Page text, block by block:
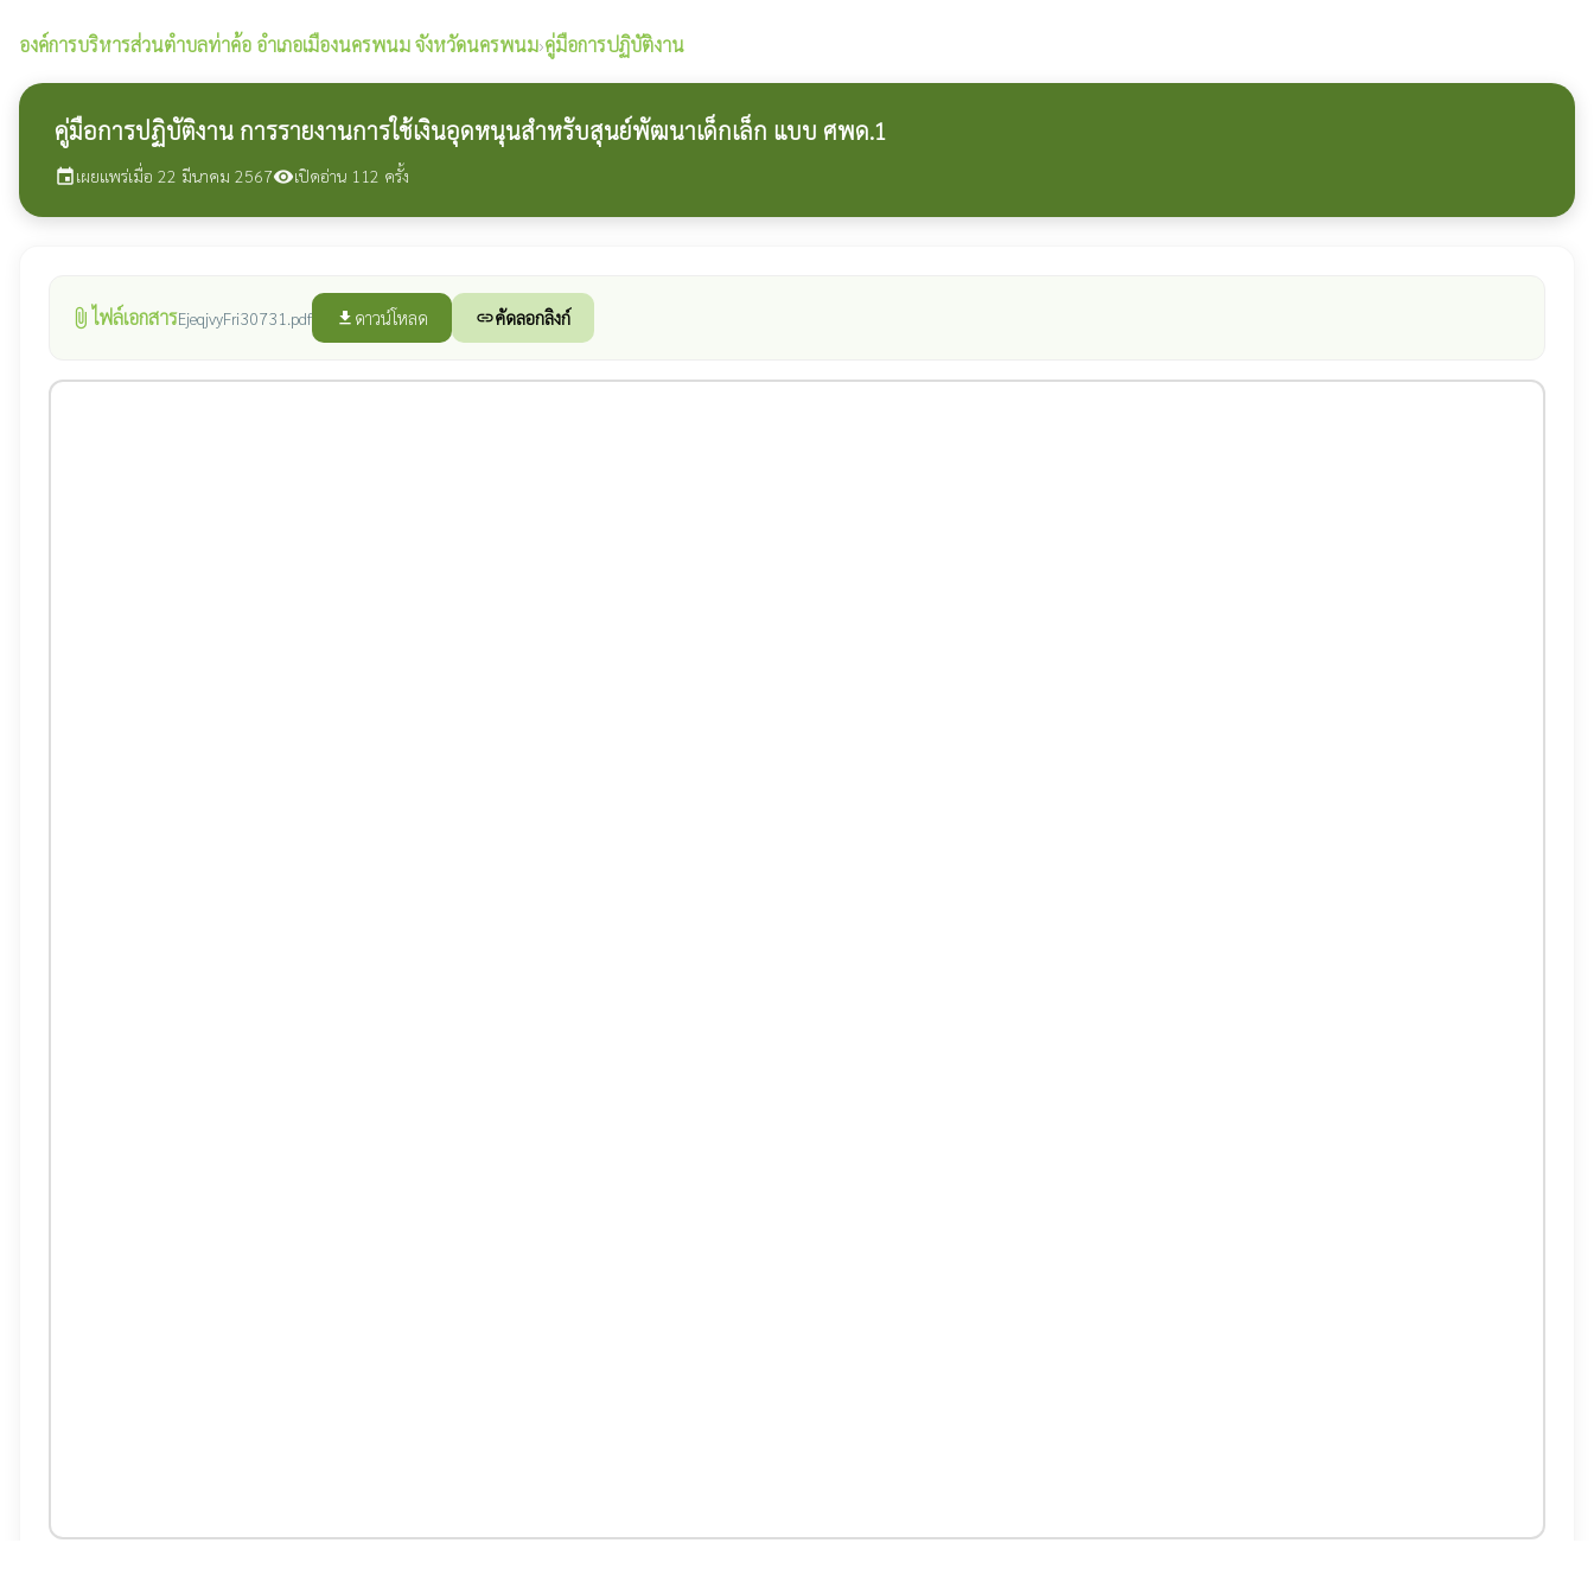
องค์การบริหารส่วนตำบลท่าค้อ อำเภอเมืองนครพนม จังหวัดนครพนม›คู่มือการปฏิบัติงาน
คู่มือการปฏิบัติงาน การรายงานการใช้เงินอุดหนุนสำหรับสุนย์พัฒนาเด็กเล็ก แบบ ศพด.1
eventเผยแพร่เมื่อ 22 มีนาคม 2567visibilityเปิดอ่าน 112 ครั้ง
attach_file ไฟล์เอกสารEjeqjvyFri30731.pdf file_download ดาวน์โหลด linkคัดลอกลิงก์